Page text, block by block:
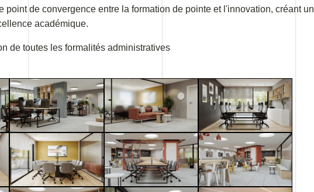
point de convergence entre la formation de pointe et l'innovation, créant un
académique.
de toutes les formalités administratives